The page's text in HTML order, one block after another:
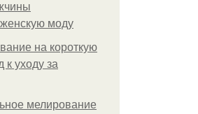
моду
на короткую
к уходу за
мелирование